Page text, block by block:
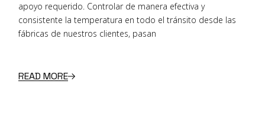
apoyo requerido. Controlar de manera efectiva y
consistente la temperatura en todo el tránsito desde las
fábricas de nuestros clientes, pasan
READ MORE